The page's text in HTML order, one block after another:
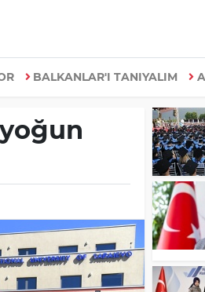
BALKANLAR'I TANIYALIM